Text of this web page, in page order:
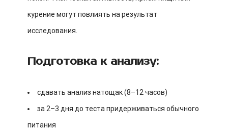
курение могут повлиять на результат
исследования.
Подготовка к анализу:
сдавать анализ натощак (8–12 часов)
за 2–3 дня до теста придерживаться обычного
питания